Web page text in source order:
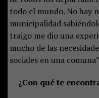
todo el mundo. No hay
municipalidad
traigo me dio una
mucho de las
sociales en una
— ¿Con qué te